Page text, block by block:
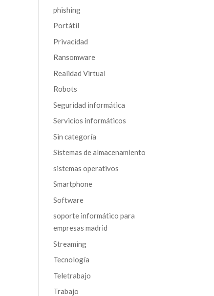
phishing
Portátil
Privacidad
Ransomware
Realidad Virtual
Robots
Seguridad informática
Servicios informáticos
Sin categoría
Sistemas de almacenamiento
sistemas operativos
Smartphone
Software
soporte informático para
empresas madrid
Streaming
Tecnología
Teletrabajo
Trabajo